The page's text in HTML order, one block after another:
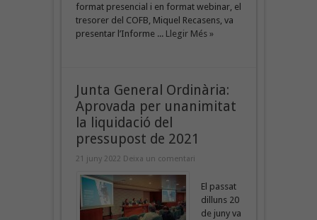
format presencial i en format webinar, el
tresorer del COFB, Miquel Recasens, va
presentar l’Informe ... Llegir Més »
Junta General Ordinària:
Aprovada per unanimitat
la liquidació del
pressupost de 2021
21 juny 2022 Deixa un comentari
El passat
dilluns 20
de juny va